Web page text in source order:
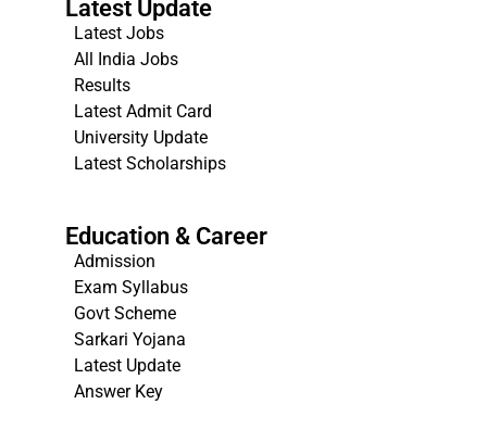
Latest Update
Latest Jobs
All India Jobs
Results
Latest Admit Card
University Update
Latest Scholarships
Education & Career
Admission
Exam Syllabus
Govt Scheme
Sarkari Yojana
Latest Update
Answer Key